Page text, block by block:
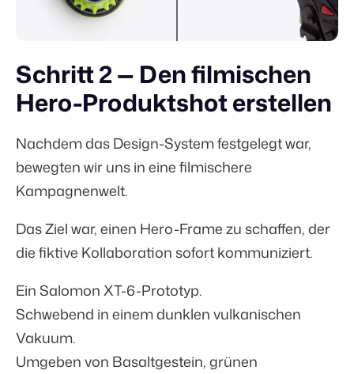
Schritt 2 — Den filmischen
Hero-Produktshot erstellen
Nachdem das Design-System festgelegt war,
bewegten wir uns in eine filmischere
Kampagnenwelt.
Das Ziel war, einen Hero-Frame zu schaffen, der
die fiktive Kollaboration sofort kommuniziert.
Ein Salomon XT-6-Prototyp.
Schwebend in einem dunklen vulkanischen
Vakuum.
Umgeben von Basaltgestein, grünen